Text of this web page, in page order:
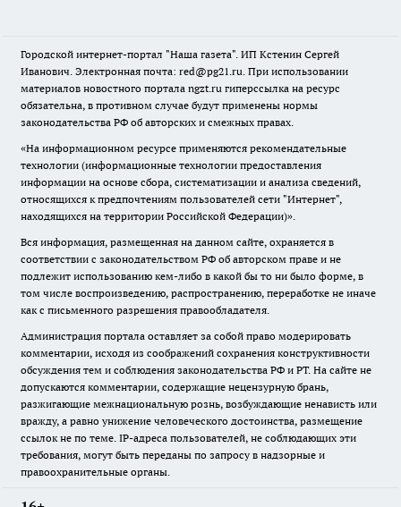
Городской интернет-портал "Наша газета". ИП Кстенин Сергей
Иванович. Электронная почта: red@pg21.ru. При использовании
материалов новостного портала ngzt.ru гиперссылка на ресурс
обязательна, в противном случае будут применены нормы
законодательства РФ об авторских и смежных правах.
«На информационном ресурсе применяются рекомендательные
технологии (информационные технологии предоставления
информации на основе сбора, систематизации и анализа сведений,
относящихся к предпочтениям пользователей сети "Интернет",
находящихся на территории Российской Федерации)».
Вся информация, размещенная на данном сайте, охраняется в
соответствии с законодательством РФ об авторском праве и не
подлежит использованию кем-либо в какой бы то ни было форме, в
том числе воспроизведению, распространению, переработке не иначе
как с письменного разрешения правообладателя.
Администрация портала оставляет за собой право модерировать
комментарии, исходя из соображений сохранения конструктивности
обсуждения тем и соблюдения законодательства РФ и РТ. На сайте не
допускаются комментарии, содержащие нецензурную брань,
разжигающие межнациональную рознь, возбуждающие ненависть или
вражду, а равно унижение человеческого достоинства, размещение
ссылок не по теме. IP-адреса пользователей, не соблюдающих эти
требования, могут быть переданы по запросу в надзорные и
правоохранительные органы.